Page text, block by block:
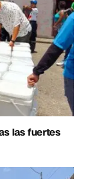
las fuertes